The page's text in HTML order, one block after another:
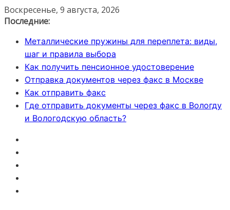
Перейти
к
Воскресенье, 9 августа, 2026
Последние:
Металлические пружины для переплета: виды,
шаг и правила выбора
Как получить пенсионное удостоверение
Отправка документов через факс в Москве
Как отправить факс
Где отправить документы через факс в Вологду
и Вологодскую область?